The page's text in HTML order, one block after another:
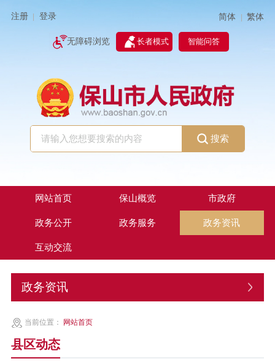
注册 登录 简体 | 繁体
无障碍浏览 长者模式 智能问答
搜索
网站首页 保山概览 市政府
政务公开 政务服务 政务资讯
互动交流
政务资讯
当前位置： 网站首页
县区动态